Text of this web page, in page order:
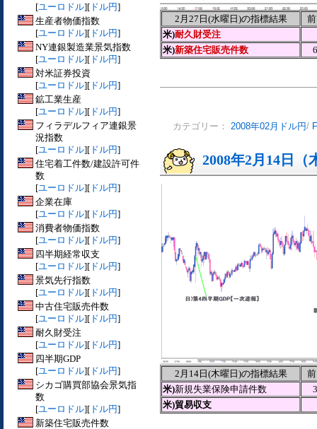
[ユーロドル][ ドル円]
生産者物価指数
[ユーロドル][ ドル円]
NY連銀製造業景気指数
[ユーロドル][ ドル円]
対米証券投資
[ユーロドル][ ドル円]
鉱工業生産
[ユーロドル][ ドル円]
フィラデルフィア連銀景
況指数
[ユーロドル][ ドル円]
住宅着工件数/建設許可件
数
[ユーロドル][ ドル円]
企業在庫
[ユーロドル][ ドル円]
消費者物価指数
[ユーロドル][ ドル円]
四半期経常収支
[ユーロドル][ ドル円]
景気先行指数
[ユーロドル][ ドル円]
中古住宅販売件数
[ユーロドル][ ドル円]
耐久財受注
[ユーロドル][ ドル円]
四半期GDP
[ユーロドル][ ドル円]
シカゴ購買部協会景気指
数
[ユーロドル][ ドル円]
新築住宅販売件数
2月27日(水曜日)の指標結果
米)耐久財受注
米)新築住宅販売件数
カテゴリー： 2008年02月ドル円/
2008年2月14日（
2月14日(木曜日)の指標結果
米)新規失業保険申請件数
米)貿易収支